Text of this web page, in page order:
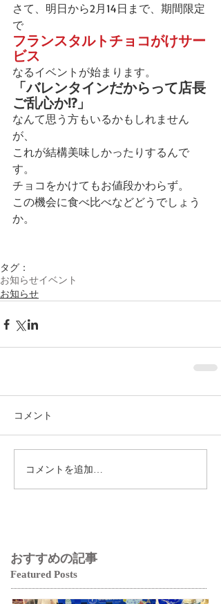
さて、明日から2月14日まで、期間限定
で
フランスタルトチョコがけサー
ビス
なるイベントが始まります。
「バレンタインだからって店長
ご乱心か!?」
なんて思う方もいるかもしれません
が、
これが結構美味しかったりするんで
す。
チョコをかけてもお値段かわらず。
この機会に食べ比べなどどうでしょう
か。
タグ：
お知らせイベント
お知らせ
コメント
コメントを追加…
おすすめの記事
Featured Posts